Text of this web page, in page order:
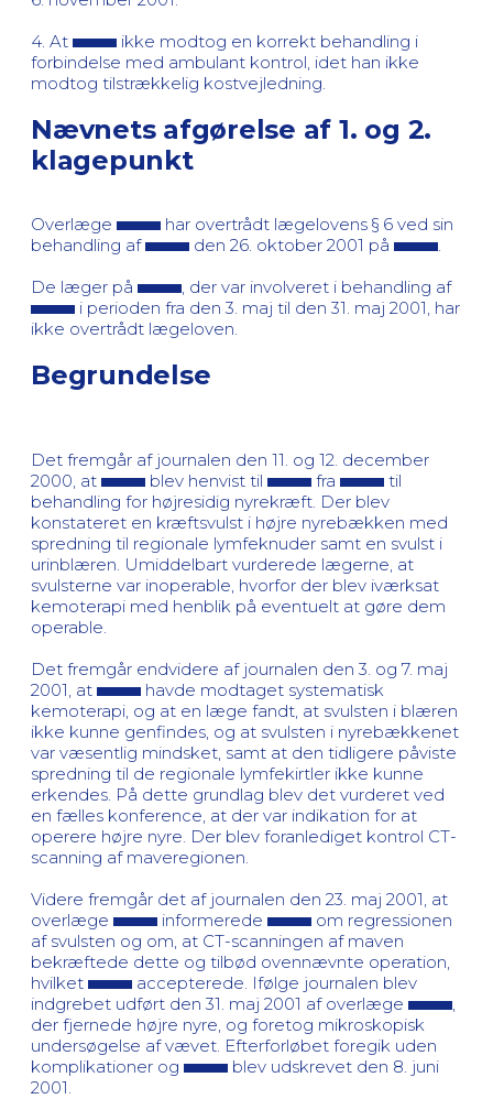
4. At
ikke modtog en korrekt behandling i
forbindelse med ambulant kontrol, idet han ikke
modtog tilstrækkelig kostvejledning.
Nævnets afgørelse af 1. og 2.
klagepunkt
Overlæge
har overtrådt lægelovens § 6 ved sin
behandling af
den 26. oktober 2001 på
De læger på
, der var involveret i behandling af
i perioden fra den 3. maj til den 31. maj 2001, har
ikke overtrådt lægeloven.
Begrundelse
Det fremgår af journalen den 11. og 12. december
2000, at
blev henvist til fra
til
behandling for højresidig nyrekræft. Der blev
konstateret en kræftsvulst i højre nyrebækken med
spredning til regionale lymfeknuder samt en svulst i
urinblæren. Umiddelbart vurderede lægerne, at
svulsterne var inoperable, hvorfor der blev iværksat
kemoterapi med henblik på eventuelt at gøre dem
operable.
Det fremgår endvidere af journalen den 3. og 7. maj
2001, at
havde modtaget systematisk
kemoterapi, og at en læge fandt, at svulsten i blæren
ikke kunne genfindes, og at svulsten i nyrebækkenet
var væsentlig mindsket, samt at den tidligere påviste
spredning til de regionale lymfekirtler ikke kunne
erkendes. På dette grundlag blev det vurderet ved
en fælles konference, at der var indikation for at
operere højre nyre. Der blev foranlediget kontrol CT-
scanning af maveregionen.
Videre fremgår det af journalen den 23. maj 2001, at
overlæge
informerede
om regressionen
af svulsten og om, at CT-scanningen af maven
bekræftede dette og tilbød ovennævnte operation,
hvilket
accepterede. Ifølge journalen blev
indgrebet udført den 31. maj 2001 af overlæge
der fjernede højre nyre, og foretog mikroskopisk
undersøgelse af vævet. Efterforløbet foregik uden
komplikationer og
blev udskrevet den 8. juni
2001.